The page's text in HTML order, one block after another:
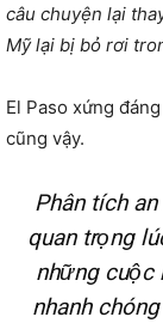
câu chuyện lại
Mỹ lại bị bỏ rơi
El Paso xứng
cũng vậy.
Phân tích
quan trọng
những cuộc
nhanh